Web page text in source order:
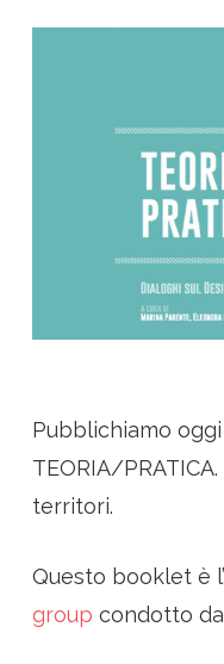
Pubblichiamo
TEORIA/
territori.
Questo booklet è
group condotto